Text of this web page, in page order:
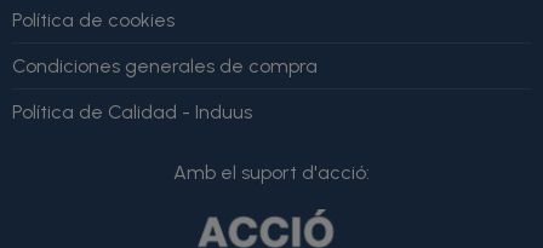
Política de cookies
Condiciones generales de compra
Política de Calidad - Induus
Amb el suport d'acció: